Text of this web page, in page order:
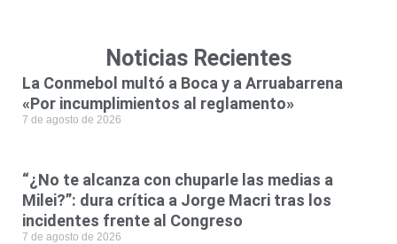
Noticias Recientes
La Conmebol multó a Boca y a Arruabarrena
«Por incumplimientos al reglamento»
7 de agosto de 2026
“¿No te alcanza con chuparle las medias a
Milei?”: dura crítica a Jorge Macri tras los
incidentes frente al Congreso
7 de agosto de 2026